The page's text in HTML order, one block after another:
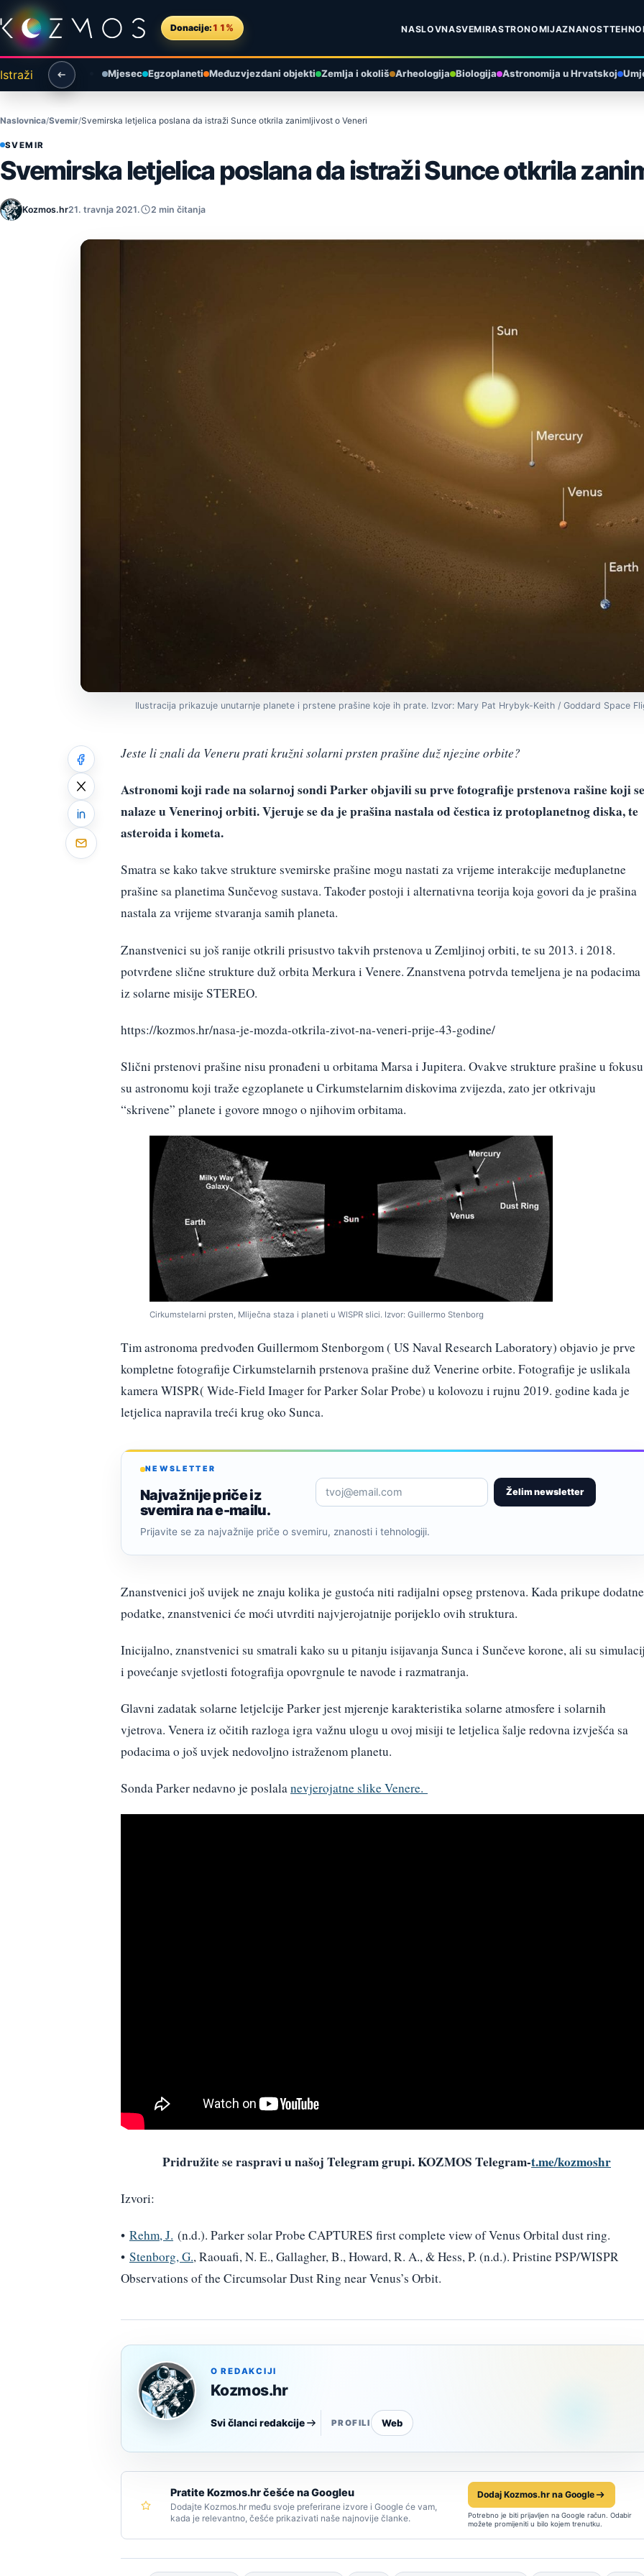
Preskoči na sadržaj
Donacije: 11% NASLOVNASVEMIRASTRONOMIJAZNANOST
Istraži Mjesec Egzoplaneti Međuzvjezdani objekti Zemlja i okoliš Arheologija Biologija Astronomija u Hrvatskoj
Naslovnica Svemir Svemirska letjelica poslana da istraži Sunce otkrila zanimljivost o Veneri
SVEMIR
Svemirska letjelica poslana da istraži Sunce otkrila
Kozmos.hr21. travnja 2021. 2 min čitanja
Ilustracija prikazuje unutarnje planete i prstene prašine koje ih prate. Izvor: Mary Pat Hrybyk-Keith / Goddard Space
Jeste li znali da Veneru prati kružni solarni prsten prašine duž njezine orbite?
Astronomi koji rade na solarnoj sondi Parker objavili su prve fotografije prstenova rašine koji se
nalaze u Venerinoj orbiti. Vjeruje se da je prašina nastala od čestica iz protoplanetnog diska, te
asteroida i kometa.
Smatra se kako takve strukture svemirske prašine mogu nastati za vrijeme interakcije međuplanetne
prašine sa planetima Sunčevog sustava. Također postoji i alternativna teorija koja govori da je prašina
nastala za vrijeme stvaranja samih planeta.
Znanstvenici su još ranije otkrili prisustvo takvih prstenova u Zemljinoj orbiti, te su 2013. i 2018.
potvrđene slične strukture duž orbita Merkura i Venere. Znanstvena potrvda temeljena je na podacima
iz solarne misije STEREO.
https://kozmos.hr/nasa-je-mozda-otkrila-zivot-na-veneri-prije-43-godine/
Slični prstenovi prašine nisu pronađeni u orbitama Marsa i Jupitera. Ovakve strukture prašine u fokusu
su astronomu koji traže egzoplanete u Cirkumstelarnim diskovima zvijezda, zato jer otkrivaju
“skrivene” planete i govore mnogo o njihovim orbitama.
Cirkumstelarni prsten, Mliječna staza i planeti u WISPR slici. Izvor: Guillermo Stenborg
Tim astronoma predvođen Guillermom Stenborgom ( US Naval Research Laboratory) objavio je prve
kompletne fotografije Cirkumstelarnih prstenova prašine duž Venerine orbite. Fotografije je uslikala
kamera WISPR( Wide-Field Imager for Parker Solar Probe) u kolovozu i rujnu 2019. godine kada je
letjelica napravila treći krug oko Sunca.
NEWSLETTER
Najvažnije priče iz
svemira na e-mailu.
Želim newsletter
Prijavite se za najvažnije priče o svemiru, znanosti i tehnologiji.
Znanstvenici još uvijek ne znaju kolika je gustoća niti radijalni opseg prstenova. Kada prikupe dodatne
podatke, znanstvenici će moći utvrditi najvjerojatnije porijeklo ovih struktura.
Inicijalno, znanstvenici su smatrali kako su u pitanju isijavanja Sunca i Sunčeve korone, ali su
i povećanje svjetlosti fotografija opovrgnule te navode i razmatranja.
Glavni zadatak solarne letjelcije Parker jest mjerenje karakteristika solarne atmosfere i solarnih
vjetrova. Venera iz očitih razloga igra važnu ulogu u ovoj misiji te letjelica šalje redovna izvješća sa
podacima o još uvjek nedovoljno istraženom planetu.
Sonda Parker nedavno je poslalanevjerojatne slike Venere.
Pridružite se raspravi u našoj Telegram grupi. KOZMOS Telegram-t.me/kozmoshr
Izvori:
• Rehm, J. (n.d.). Parker solar Probe CAPTURES first complete view of Venus Orbital dust ring.
• Stenborg, G., Raouafi, N. E., Gallagher, B., Howard, R. A., & Hess, P. (n.d.). Pristine PSP/WISPR
Observations of the Circumsolar Dust Ring near Venus’s Orbit.
O REDAKCIJI
Kozmos.hr
Svi članci redakcije PROFILI Web
Pratite Kozmos.hr češće na Googleu
Dodajte Kozmos.hr među svoje preferirane izvore i Google će vam,
kada je relevantno, češće prikazivati naše najnovije članke.
Dodaj Kozmos.hr na Google
Potrebno je biti prijavljen na Google račun. Odabir
možete promijeniti u bilo kojem trenutku.